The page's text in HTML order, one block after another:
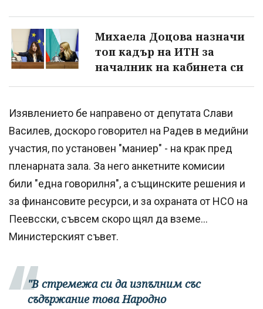
Михаела Доцова назначи
топ кадър на ИТН за
началник на кабинета си
Изявлението бе направено от депутата Слави
Василев, доскоро говорител на Радев в медийни
участия, по установен "маниер" - на крак пред
пленарната зала. За него анкетните комисии
били "една говорилня", а същинските решения и
за финансовите ресурси, и за охраната от НСО на
Пеевсски, съвсем скоро щял да вземе...
Министерският съвет.
"В стремежа си да изпълним със
съдържание това Народно